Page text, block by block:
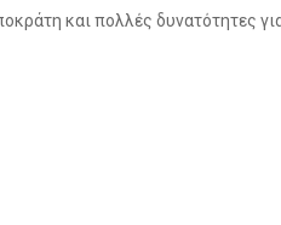
και πολλές δυνατότητες